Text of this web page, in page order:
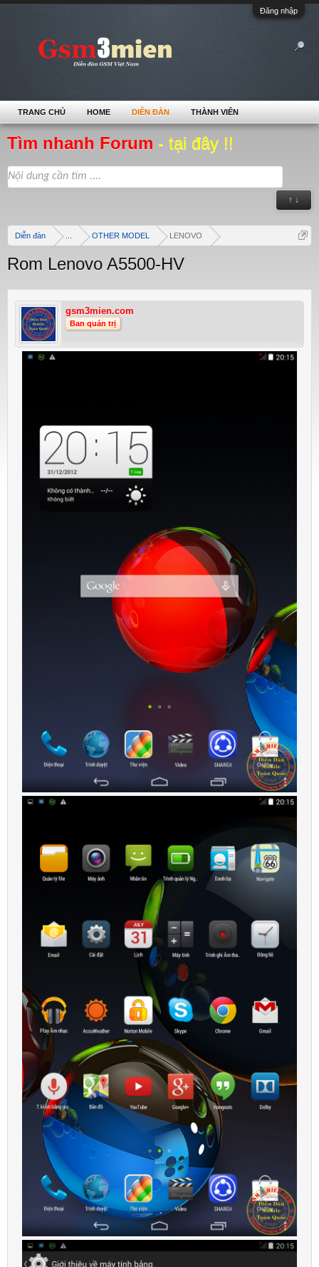
Đăng nhập
Tìm nhanh Forum - tại đây !!
↑ ↓
Diễn đàn OTHER MODEL LENOVO
Rom Lenovo A5500-HV
gsm3mien.com
Ban quản trị
TRANG CHỦ HOME DIỄN ĐÀN THÀNH VIÊN